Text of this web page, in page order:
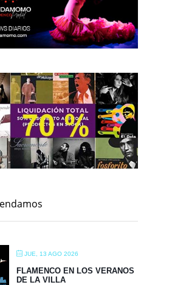
JUE, 13 AGO 2026
FLAMENCO EN LOS VERANOS
DE LA VILLA